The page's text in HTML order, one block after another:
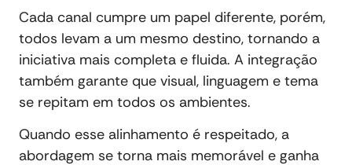
Cada canal cumpre um papel diferente, porém,
todos levam a um mesmo destino, tornando a
iniciativa mais completa e fluida. A integração
também garante que visual, linguagem e tema
se repitam em todos os ambientes.
Quando esse alinhamento é respeitado, a
abordagem se torna mais memorável e ganha